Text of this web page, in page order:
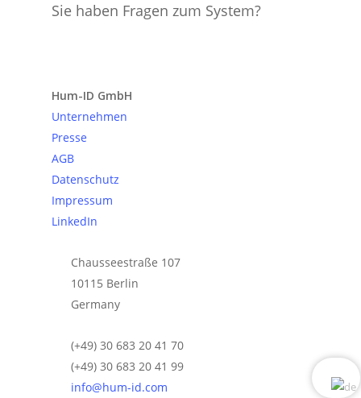
Sie haben Fragen zum System?
Hum-ID GmbH
Unternehmen
Presse
AGB
Datenschutz
Impressum
LinkedIn
Chausseestraße 107
10115 Berlin
Germany
(+49) 30 683 20 41 70
(+49) 30 683 20 41 99
info@hum-id.com